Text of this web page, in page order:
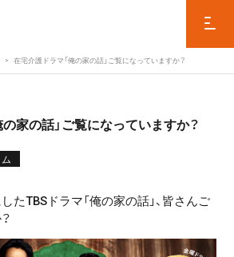
在宅介護ドラマ「俺の家の話」ご覧になっていますか？
家の話」ご覧になっていますか？
たTBSドラマ「俺の家の話」、皆さんご